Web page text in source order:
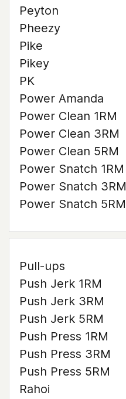
Peyton
Pheezy
Pike
Pikey
PK
Power Amanda
Power Clean 1RM
Power Clean 3RM
Power Clean 5RM
Power Snatch 1RM
Power Snatch 3RM
Power Snatch 5RM
Pull-ups
Push Jerk 1RM
Push Jerk 3RM
Push Jerk 5RM
Push Press 1RM
Push Press 3RM
Push Press 5RM
Rahoi